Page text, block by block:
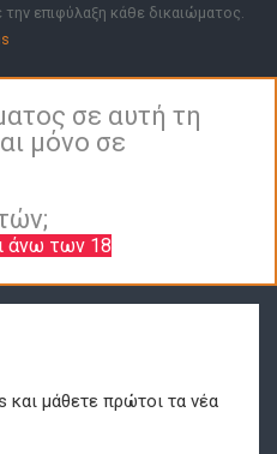
επιφύλαξη κάθε δικαιώματος.
σε αυτή τη
μόνο σε
άνω των 18
και μάθετε πρώτοι τα νέα